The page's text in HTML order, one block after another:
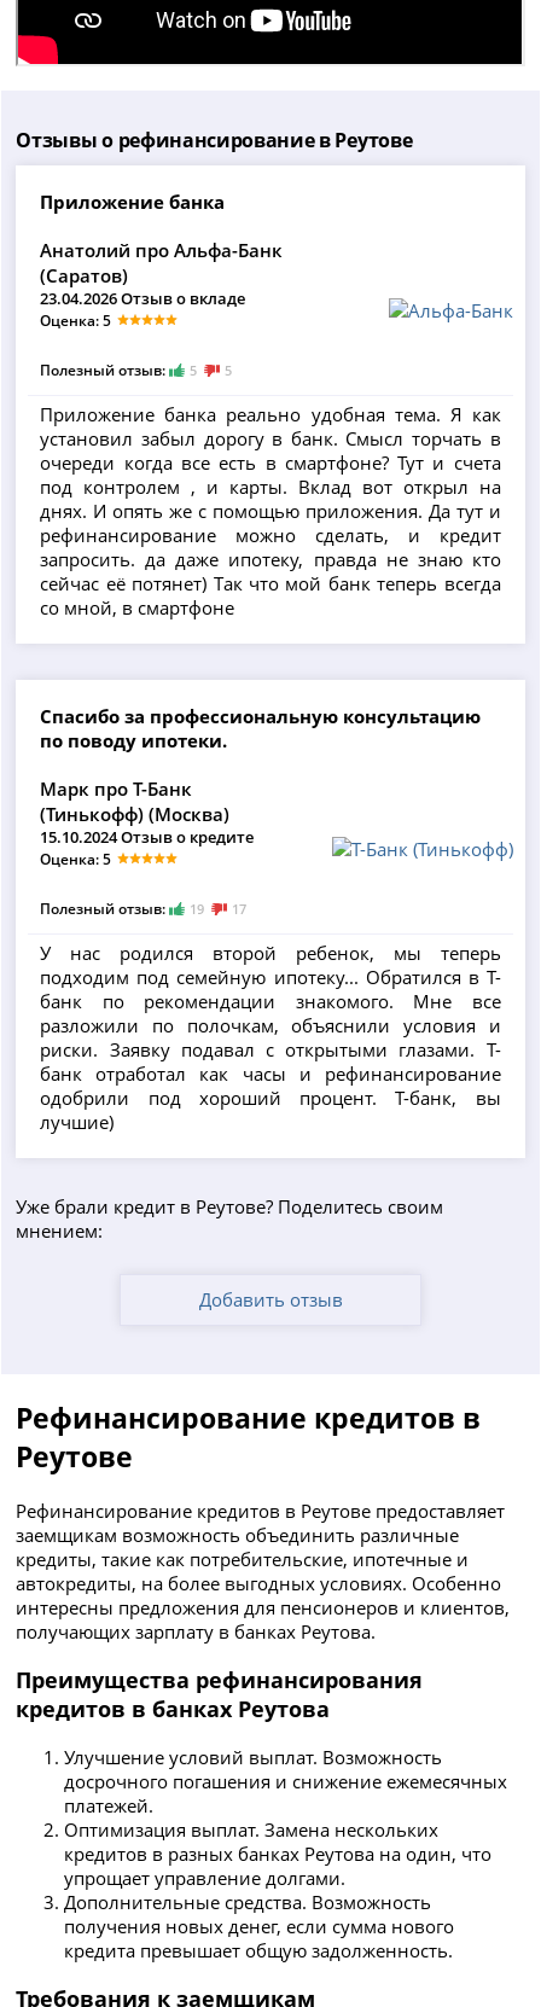
Отзывы о рефинансирование в Реутове
Приложение банка
Анатолий про Альфа-Банк
(Саратов)
23.04.2026 Отзыв о вкладе
Оценка: 5
Полезный отзыв: 5 5
Приложение банка реально удобная тема. Я как
установил забыл дорогу в банк. Смысл торчать в
очереди когда все есть в смартфоне? Тут и счета
под контролем , и карты. Вклад вот открыл на
днях. И опять же с помощью приложения. Да тут и
рефинансирование можно сделать, и кредит
запросить. да даже ипотеку, правда не знаю кто
сейчас её потянет) Так что мой банк теперь всегда
со мной, в смартфоне
Спасибо за профессиональную консультацию
по поводу ипотеки.
Марк про Т-Банк
(Тинькофф) (Москва)
15.10.2024 Отзыв о кредите
Оценка: 5
Полезный отзыв: 19 17
У нас родился второй ребенок, мы теперь
подходим под семейную ипотеку... Обратился в Т-
банк по рекомендации знакомого. Мне все
разложили по полочкам, объяснили условия и
риски. Заявку подавал с открытыми глазами. Т-
банк отработал как часы и рефинансирование
одобрили под хороший процент. Т-банк, вы
лучшие)
Уже брали кредит в Реутове? Поделитесь своим
мнением:
Добавить отзыв
Рефинансирование кредитов в
Реутове
Рефинансирование кредитов в Реутове предоставляет
заемщикам возможность объединить различные
кредиты, такие как потребительские, ипотечные и
автокредиты, на более выгодных условиях. Особенно
интересны предложения для пенсионеров и клиентов,
получающих зарплату в банках Реутова.
Преимущества рефинансирования
кредитов в банках Реутова
Улучшение условий выплат. Возможность
досрочного погашения и снижение ежемесячных
платежей.
Оптимизация выплат. Замена нескольких
кредитов в разных банках Реутова на один, что
упрощает управление долгами.
Дополнительные средства. Возможность
получения новых денег, если сумма нового
кредита превышает общую задолженность.
Требования к заемщикам